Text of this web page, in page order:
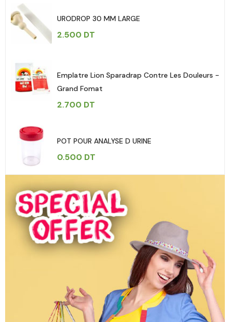
URODROP 30 MM LARGE
2.500 DT
Emplatre Lion Sparadrap Contre Les Douleurs -
Grand Fomat
2.700 DT
POT POUR ANALYSE D URINE
0.500 DT